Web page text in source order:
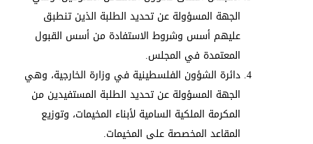
الجهة المسؤولة عن تحديد الطلبة الذين تنطبق
عليهم أسس وشروط الاستفادة من أسس القبول
المعتمدة في المجلس.
دائرة الشؤون الفلسطينية في وزارة الخارجية، وهي
الجهة المسؤولة عن تحديد الطلبة المستفيدين من
المكرمة الملكية السامية لأبناء المخيمات، وتوزيع
المقاعد المخصصة على المخيمات.